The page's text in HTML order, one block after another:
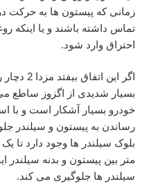
زمانی که پیستون ها به حرکت در
تماس داشته باشند و یا اینکه
احتراق وارد شود.
اگر این
بسیار شدیدی از اگزوز ساطع
خودرو بسیار آشکار است و با
رساندن به پیستون و سیلندر
متر بین پیستون و بدنه سیلندر
سیلندر ها جلوگیری می کند.